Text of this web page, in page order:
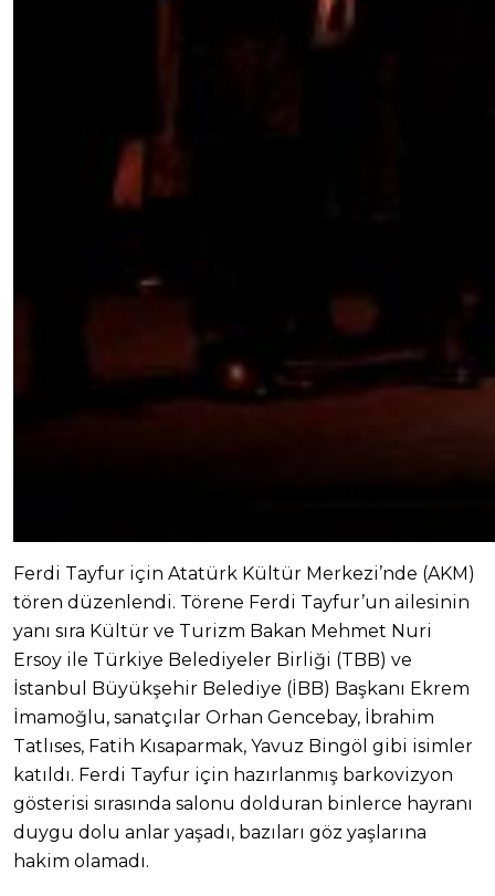
Ferdi Tayfur için Atatürk Kültür Merkezi’nde (AKM)
tören düzenlendi. Törene Ferdi Tayfur’un ailesinin
yanı sıra Kültür ve Turizm Bakan Mehmet Nuri
Ersoy ile Türkiye Belediyeler Birliği (TBB) ve
İstanbul Büyükşehir Belediye (İBB) Başkanı Ekrem
İmamoğlu, sanatçılar Orhan Gencebay, İbrahim
Tatlıses, Fatih Kısaparmak, Yavuz Bingöl gibi isimler
katıldı. Ferdi Tayfur için hazırlanmış barkovizyon
gösterisi sırasında salonu dolduran binlerce hayranı
duygu dolu anlar yaşadı, bazıları göz yaşlarına
hakim olamadı.